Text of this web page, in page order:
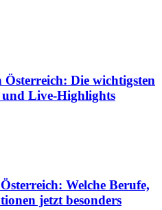
Die wichtigsten
und Live-Highlights
Welche Berufe,
jetzt besonders